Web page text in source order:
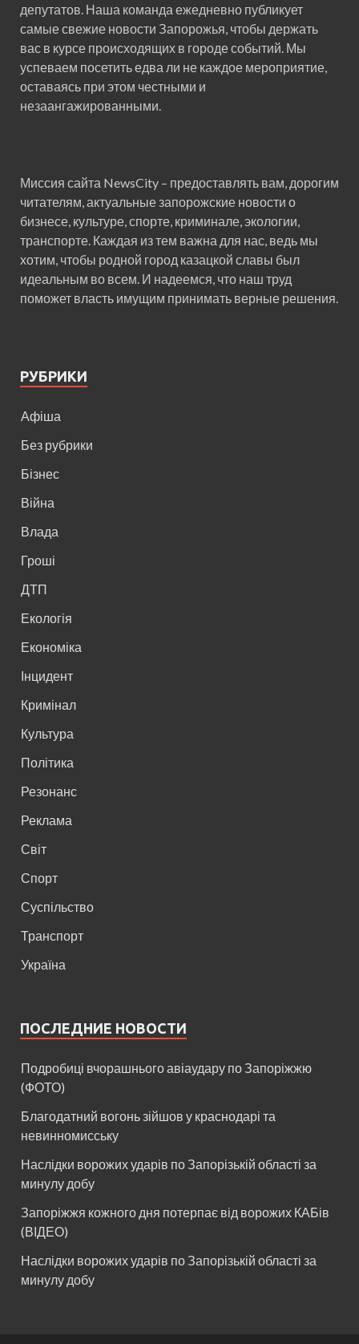
депутатов. Наша команда ежедневно публикует
самые свежие новости Запорожья, чтобы держать
вас в курсе происходящих в городе событий. Мы
успеваем посетить едва ли не каждое мероприятие,
оставаясь при этом честными и
незаангажированными.
Миссия сайта NewsCity – предоставлять вам, дорогим
читателям, актуальные запорожские новости о
бизнесе, культуре, спорте, криминале, экологии,
транспорте. Каждая из тем важна для нас, ведь мы
хотим, чтобы родной город казацкой славы был
идеальным во всем. И надеемся, что наш труд
поможет власть имущим принимать верные решения.
РУБРИКИ
Афіша
Без рубрики
Бізнес
Війна
Влада
Гроші
ДТП
Екологія
Економіка
Інцидент
Кримінал
Культура
Політика
Резонанс
Реклама
Світ
Спорт
Суспільство
Транспорт
Україна
ПОСЛЕДНИЕ НОВОСТИ
Подробиці вчорашнього авіаудару по Запоріжжю
(ФОТО)
Благодатний вогонь зійшов у краснодарі та
невинномисську
Наслідки ворожих ударів по Запорізькій області за
минулу добу
Запоріжжя кожного дня потерпає від ворожих КАБів
(ВІДЕО)
Наслідки ворожих ударів по Запорізькій області за
минулу добу